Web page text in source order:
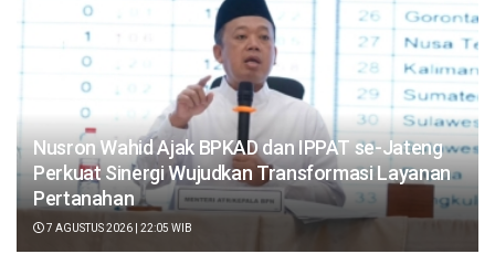
Nusron Wahid Ajak BPKAD dan IPPAT se-Jateng
Perkuat Sinergi Wujudkan Transformasi Layanan
Pertanahan
7 AGUSTUS 2026 | 22:05 WIB